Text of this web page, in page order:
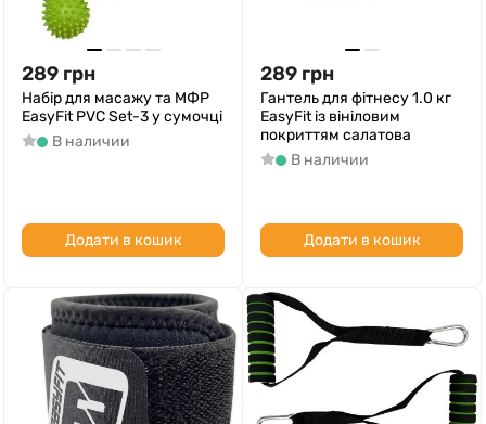
289 грн
Набір для масажу та МФР
EasyFit PVC Set-3 у сумочці
В наличии
Додати в кошик
289 грн
Гантель для фітнесу 1.0 кг
EasyFit із вініловим
покриттям салатова
В наличии
Додати в кошик